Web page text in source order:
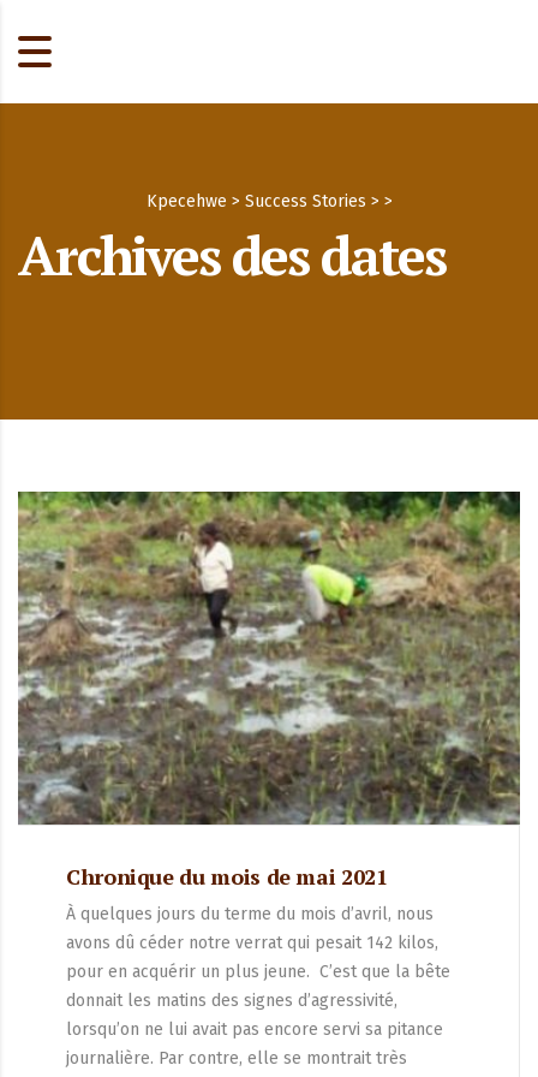
Archives des dates
Kpecehwe > Success Stories > >
Chronique du mois de mai 2021
À quelques jours du terme du mois d’avril, nous
avons dû céder notre verrat qui pesait 142 kilos,
pour en acquérir un plus jeune. C’est que la bête
donnait les matins des signes d’agressivité,
lorsqu’on ne lui avait pas encore servi sa pitance
journalière. Par contre, elle se montrait très